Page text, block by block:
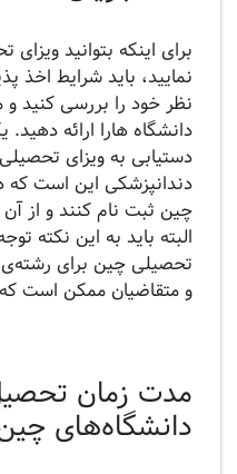
برای اینکه بتوانید
نمایید، باید شرایط اخذ
نظر خود را بررسی کنید و
دانشگاه هارا ارائه
دستیابی به ویزای
دندانپزشکی این است که
چین ثبت نام کنند و از
البته باید به این نکته
تحصیلی چین برای
و متقاضیان ممکن است
مدت زمان
دانشگاه‌های